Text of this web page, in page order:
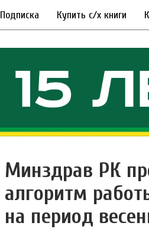
Подписка Купить с/х книги
Минздрав РК
алгоритм
на период